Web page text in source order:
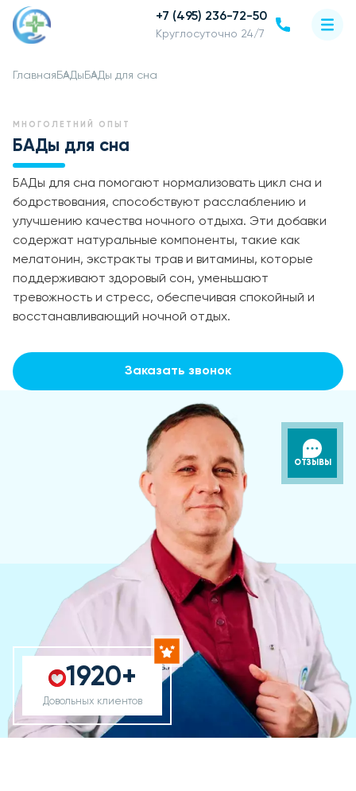
+7 (495) 236-72-50
Круглосуточно 24/7
Главная БАДы БАДы для сна
МНОГОЛЕТНИЙ ОПЫТ
БАДы для сна
БАДы для сна помогают нормализовать цикл сна и
бодрствования, способствуют расслаблению и
улучшению качества ночного отдыха. Эти добавки
содержат натуральные компоненты, такие как
мелатонин, экстракты трав и витамины, которые
поддерживают здоровый сон, уменьшают
тревожность и стресс, обеспечивая спокойный и
восстанавливающий ночной отдых.
Заказать звонок
1920+
Довольных клиентов
ОТЗЫВЫ